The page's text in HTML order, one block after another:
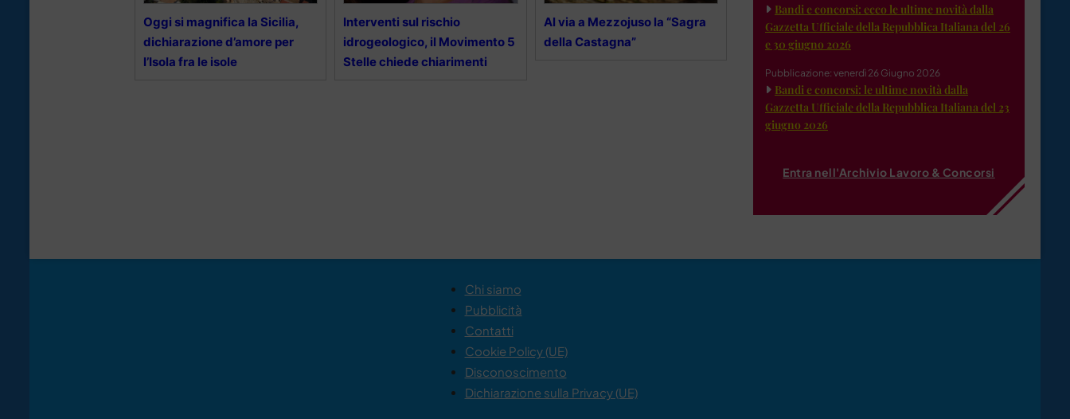
Oggi si magnifica la Sicilia,
dichiarazione d’amore per
l’Isola fra le isole
Interventi sul rischio
idrogeologico, il Movimento 5
Stelle chiede chiarimenti
Al via a Mezzojuso la “Sagra
della Castagna”
Bandi e concorsi: ecco le ultime novità dalla
Gazzetta Ufficiale della Repubblica Italiana del 26
e 30 giugno 2026
Pubblicazione: venerdì 26 Giugno 2026
Bandi e concorsi: le ultime novità dalla
Gazzetta Ufficiale della Repubblica Italiana del 23
giugno 2026
Entra nell'Archivio Lavoro & Concorsi
Chi siamo
Pubblicità
Contatti
Cookie Policy (UE)
Disconoscimento
Dichiarazione sulla Privacy (UE)